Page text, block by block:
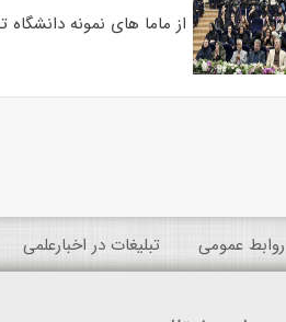
از ماما های نمونه
عمومی تبلیغات در اخبارعلمی